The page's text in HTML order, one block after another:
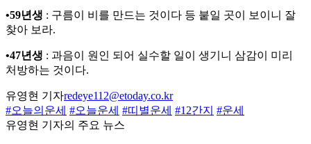
•59년생 : 구름이 비를 만드는 것이다 등 붙일 곳이 보이니 잘
찾아 보라.
•47년생 : 과음이 원인 되어 실수할 일이 생기니 삼감이 미리
처방하는 것이다.
유영현 기자redeye112@etoday.co.kr
#오늘의운세 #오늘운세 #띠별운세 #12간지 #운세
유영현 기자의 주요 뉴스